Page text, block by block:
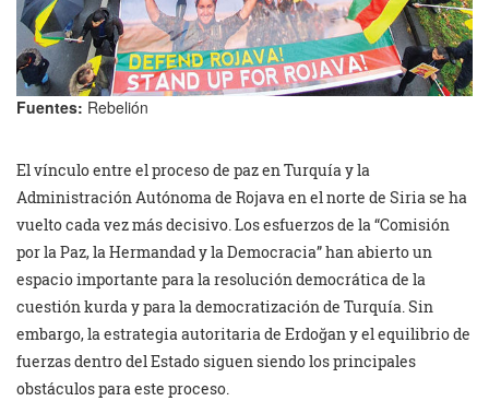
Fuentes: Rebelión
El vínculo entre el proceso de paz en Turquía y la
Administración Autónoma de Rojava en el norte de Siria se ha
vuelto cada vez más decisivo. Los esfuerzos de la “Comisión
por la Paz, la Hermandad y la Democracia” han abierto un
espacio importante para la resolución democrática de la
cuestión kurda y para la democratización de Turquía. Sin
embargo, la estrategia autoritaria de Erdoğan y el equilibrio de
fuerzas dentro del Estado siguen siendo los principales
obstáculos para este proceso.